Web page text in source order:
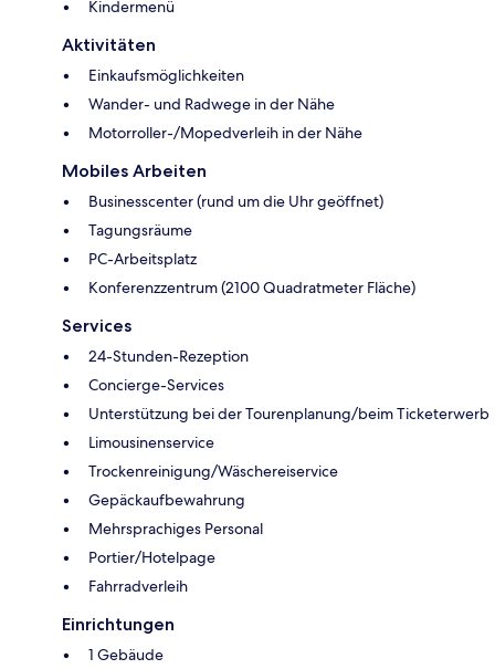
Kindermenü
Aktivitäten
Einkaufsmöglichkeiten
Wander- und Radwege in der Nähe
Motorroller-/Mopedverleih in der Nähe
Mobiles Arbeiten
Businesscenter (rund um die Uhr geöffnet)
Tagungsräume
PC-Arbeitsplatz
Konferenzzentrum (2100 Quadratmeter Fläche)
Services
24-Stunden-Rezeption
Concierge-Services
Unterstützung bei der Tourenplanung/beim Ticketerwerb
Limousinenservice
Trockenreinigung/Wäschereiservice
Gepäckaufbewahrung
Mehrsprachiges Personal
Portier/Hotelpage
Fahrradverleih
Einrichtungen
1 Gebäude